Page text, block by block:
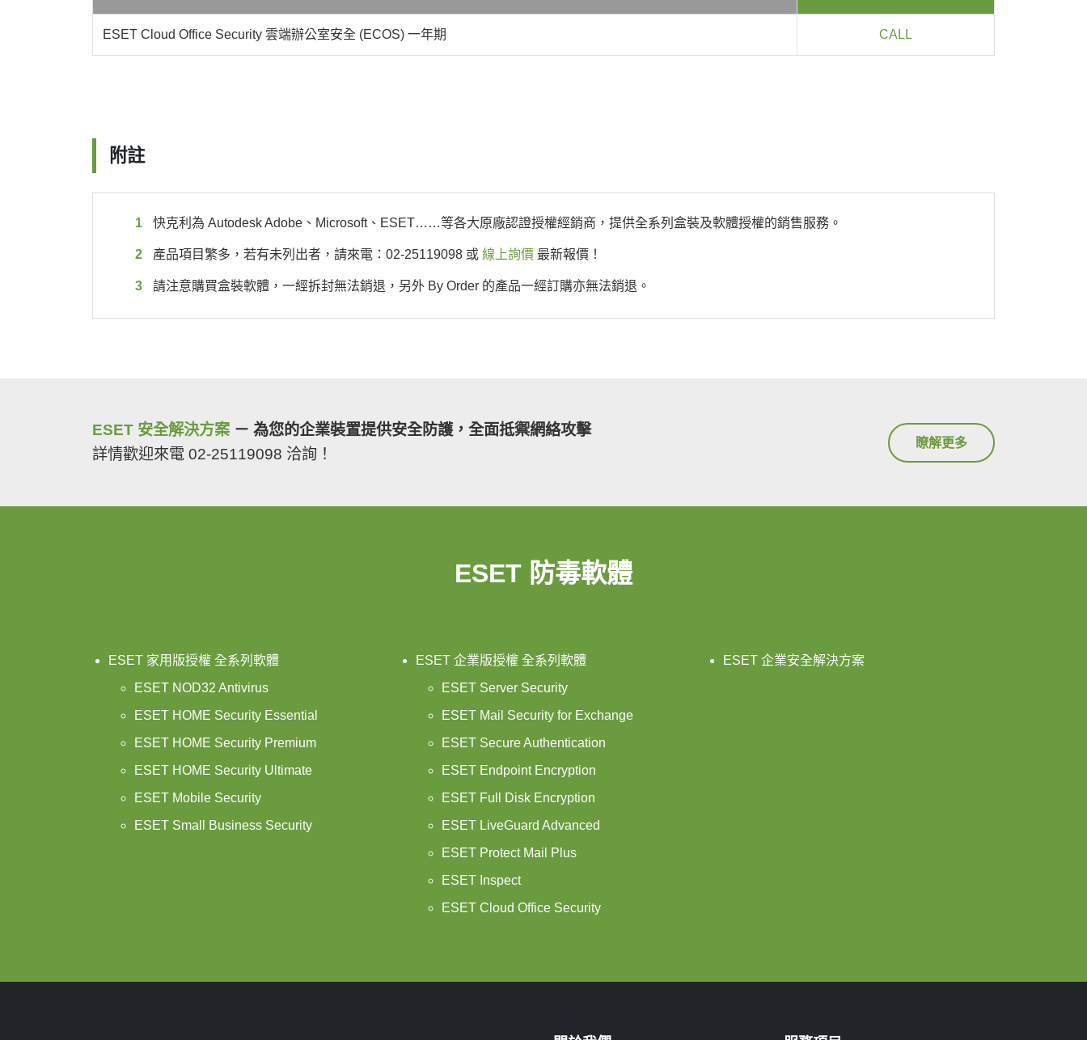
ESET Cloud Office Security 雲端辦公室安全 (ECOS) 一年期 CALL
附註
快克利為 Autodesk Adobe、Microsoft、ESET……等各大原廠認證授權經銷商，提供全系列盒裝及軟體授權的銷售服務。
產品項目繁多，若有未列出者，請來電：02-25119098 或 線上詢價 最新報價！
請注意購買盒裝軟體，一經拆封無法銷退，另外 By Order 的產品一經訂購亦無法銷退。
ESET 安全解決方案 － 為您的企業裝置提供安全防護，全面抵禦網絡攻擊
詳情歡迎來電 02-25119098 洽詢！
瞭解更多
ESET 防毒軟體
ESET 家用版授權 全系列軟體
ESET NOD32 Antivirus
ESET HOME Security Essential
ESET HOME Security Premium
ESET HOME Security Ultimate
ESET Mobile Security
ESET Small Business Security
ESET 企業版授權 全系列軟體
ESET Server Security
ESET Mail Security for Exchange
ESET Secure Authentication
ESET Endpoint Encryption
ESET Full Disk Encryption
ESET LiveGuard Advanced
ESET Protect Mail Plus
ESET Inspect
ESET Cloud Office Security
ESET 企業安全解決方案